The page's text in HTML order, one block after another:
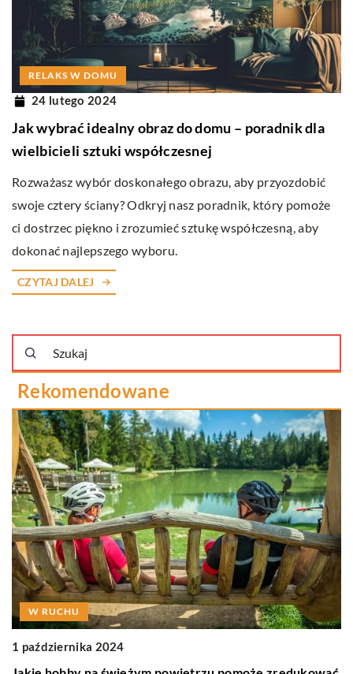
RELAKS W DOMU
24 lutego 2024
Jak wybrać idealny obraz do domu – poradnik dla
wielbicieli sztuki współczesnej
Rozważasz wybór doskonałego obrazu, aby przyozdobić
swoje cztery ściany? Odkryj nasz poradnik, który pomoże
ci dostrzec piękno i zrozumieć sztukę współczesną, aby
dokonać najlepszego wyboru.
CZYTAJ DALEJ
Rekomendowane
W RUCHU
1 października 2024